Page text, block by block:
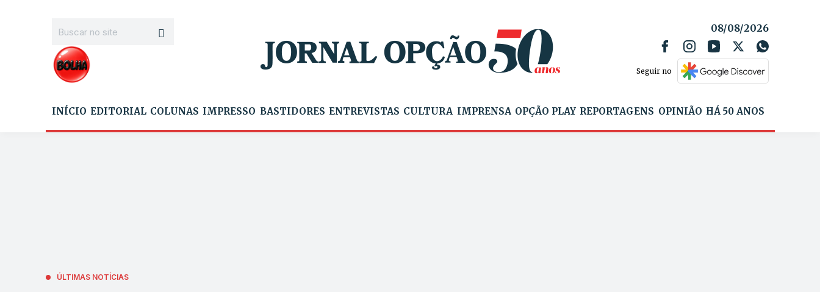
08/08/2026
Seguir no
INÍCIO EDITORIAL COLUNAS IMPRESSO BASTIDORES ENTREVISTAS CULTURA IMPRENSA OPÇÃO PLAY REPORTAGENS OPINIÃO HÁ 50 ANOS
ÚLTIMAS NOTÍCIAS